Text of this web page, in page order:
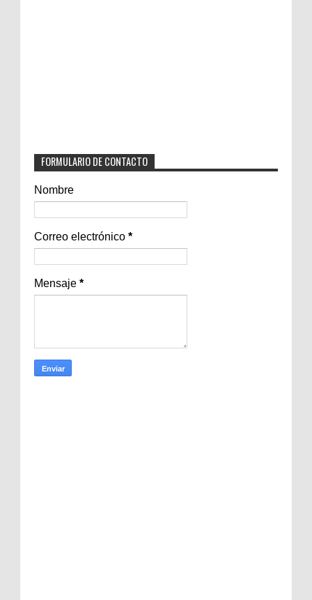
FORMULARIO DE CONTACTO
Nombre
Correo electrónico *
Mensaje *